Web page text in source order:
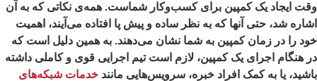
ایجاد یک کمپین برای کسب‌وکار شماست. همه‌ی نکاتی که به آن
شد، حتی آنها که به نظر ساده و پیش پا افتاده می‌آیند، اهمیت
را در زمان کمپین به شما نشان می‌دهند. به همین دلیل است که
هنگام اجرای یک کمپین، لازم است تیم اجرایی قوی و کاملی داشته
یا به کمک افراد خبره، سرویس‌هایی مانندخدمات شبکه‌های